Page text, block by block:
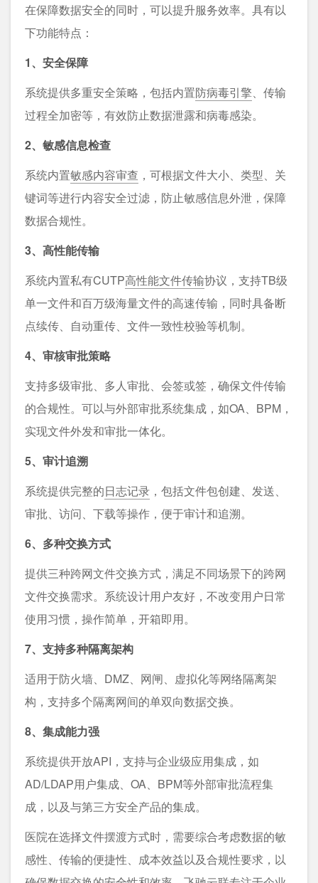
在保障数据安全的同时，可以提升服务效率。具有以
下功能特点：
1、安全保障
系统提供多重安全策略，包括内置防病毒引擎、传输
过程全加密等，有效防止数据泄露和病毒感染。
2、敏感信息检查
系统内置敏感内容审查 ，可根据文件大小、类型、关
键词等进行内容安全过滤，防止敏感信息外泄，保障
数据合规性。
3、高性能传输
系统内置私有CUTP高性能文件传输协议，支持TB级
单一文件和百万级海量文件的高速传输，同时具备断
点续传、自动重传、文件一致性校验等机制。
4、审核审批策略
支持多级审批、多人审批、会签或签，确保文件传输
的合规性。可以与外部审批系统集成，如OA、BPM，
实现文件外发和审批一体化。
5、审计追溯
系统提供完整的日志记录 ，包括文件包创建、发送、
审批、访问、下载等操作，便于审计和追溯。
6、多种交换方式
提供三种跨网文件交换方式，满足不同场景下的跨网
文件交换需求。系统设计用户友好，不改变用户日常
使用习惯，操作简单，开箱即用。
7、支持多种隔离架构
适用于防火墙、DMZ、网闸、虚拟化等网络隔离架
构，支持多个隔离网间的单双向数据交换。
8、集成能力强
系统提供开放API，支持与企业级应用集成，如
AD/LDAP用户集成、OA、BPM等外部审批流程集
成，以及与第三方安全产品的集成。
医院在选择文件摆渡方式时，需要综合考虑数据的敏
感性、传输的便捷性、成本效益以及合规性要求，以